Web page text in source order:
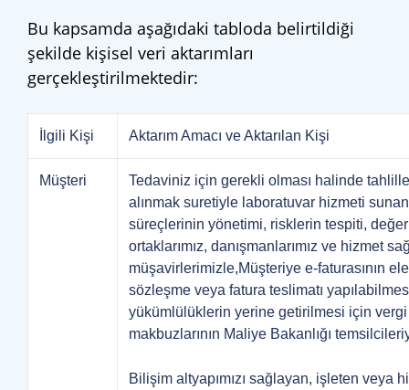
Bu kapsamda aşağıdaki tabloda belirtildiği
şekilde kişisel veri aktarımları
gerçekleştirilmektedir:
İlgili Kişi Aktarım Amacı ve Aktarılan Kişi
Müşteri
Tedaviniz için gerekli olması halinde
alınmak suretiyle laboratuvar hizmeti
süreçlerinin yönetimi, risklerin tespiti,
ortaklarımız, danışmanlarımız ve hizmet
müşavirlerimizle,Müşteriye e-faturasının
sözleşme veya fatura teslimatı
yükümlülüklerin yerine getirilmesi için
makbuzlarının Maliye Bakanlığı
Bilişim altyapımızı sağlayan, işleten veya